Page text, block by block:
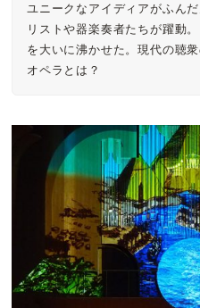
ユニークなアイディアがふん
リストや器楽奏者たちが躍動
を大いに沸かせた。現代の聴
オペラとは？